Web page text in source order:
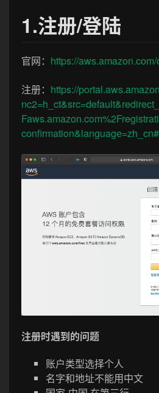
1.注册/登陆
官网： https://
注册： https://
注册时遇到的问题
账户类型选择个人
名字和地址不能用中文